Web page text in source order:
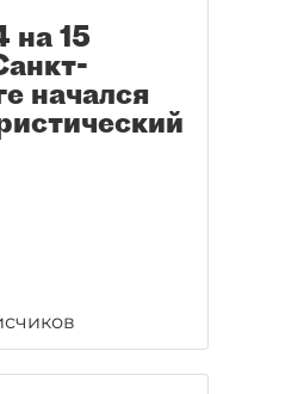
на 15
начался